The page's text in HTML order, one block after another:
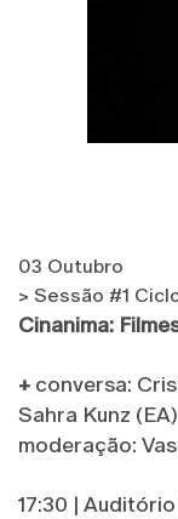
03 Outubro
> Sessão #1
Cinanima:
+ conversa:
Sahra Kunz (EA)
moderação:
17:30 |